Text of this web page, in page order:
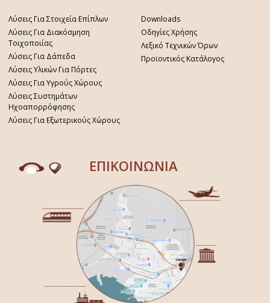
Λύσεις Για Στοιχεία Επίπλων
Λύσεις Για Διακόσμηση
Τοιχοποιίας
Λύσεις Για Δάπεδα
Λύσεις Υλικών Για Πόρτες
Λύσεις Για Υγρούς Χώρους
Λύσεις Συστημάτων
Ηχοαπορρόφησης
Λύσεις Για Εξωτερικούς Χώρους
Downloads
Οδηγίες Χρήσης
Λεξικό Τεχνικών Όρων
Προϊοντικός Κατάλογος
ΕΠΙΚΟΙΝΩΝΙΑ